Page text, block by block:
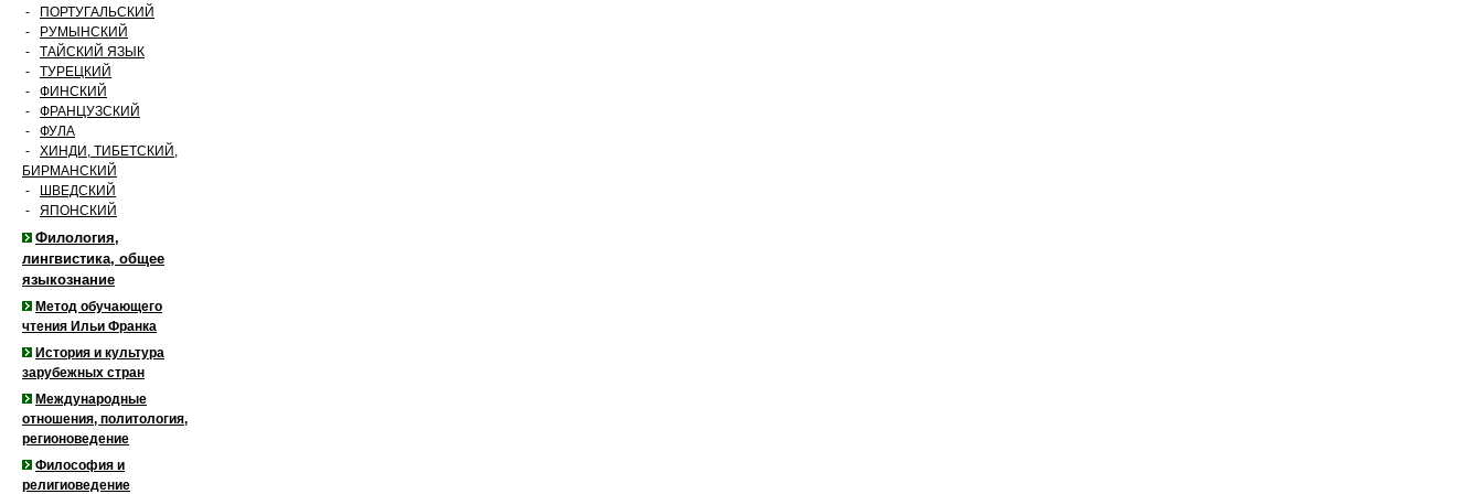
-
ПОРТУГАЛЬСКИЙ
-
РУМЫНСКИЙ
- ТАЙСКИЙ ЯЗЫК
- ТУРЕЦКИЙ
- ФИНСКИЙ
- ФРАНЦУЗСКИЙ
- ФУЛА
- ХИНДИ, ТИБЕТСКИЙ,
БИРМАНСКИЙ
-
ШВЕДСКИЙ
- ЯПОНСКИЙ
Филология,
лингвистика, общее
языкознание
Метод обучающего
чтения Ильи Франка
История и культура
зарубежных стран
Международные
отношения, политология,
регионоведение
Философия и
религиоведение